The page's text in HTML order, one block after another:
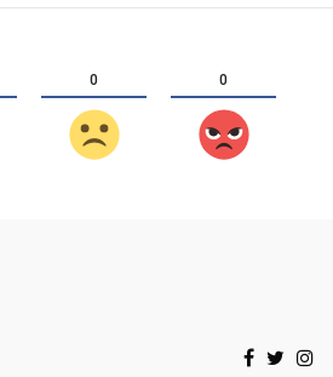
0 0